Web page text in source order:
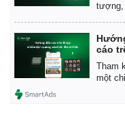
tượng,
cáo
Tham
một